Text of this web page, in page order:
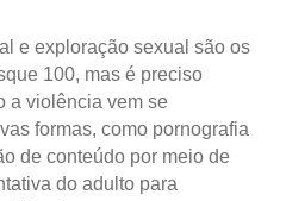
e exploração sexual são os
100, mas é preciso
a violência vem se
formas, como pornografia
de conteúdo por meio de
do adulto para